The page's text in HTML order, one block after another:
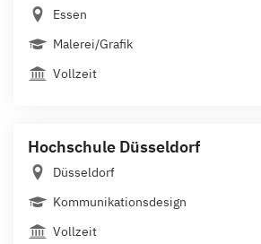
Essen
Malerei/Grafik
Vollzeit
Hochschule Düsseldorf
Düsseldorf
Kommunikationsdesign
Vollzeit